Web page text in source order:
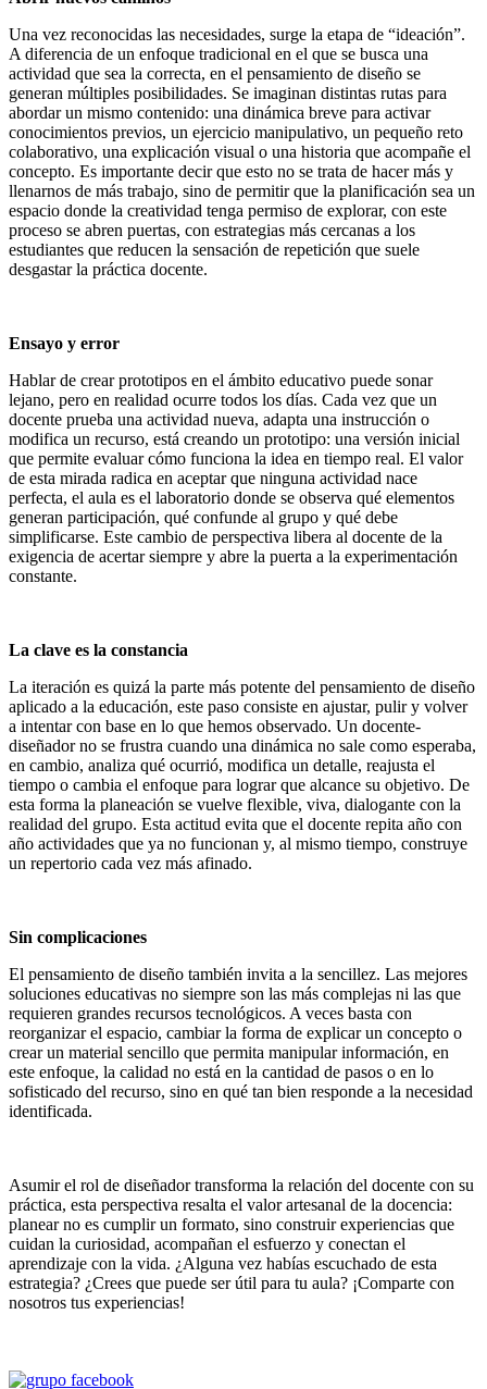
Una vez reconocidas las necesidades, surge la etapa de “ideación”.
A diferencia de un enfoque tradicional en el que se busca una
actividad que sea la correcta, en el pensamiento de diseño se
generan múltiples posibilidades. Se imaginan distintas rutas para
abordar un mismo contenido: una dinámica breve para activar
conocimientos previos, un ejercicio manipulativo, un pequeño reto
colaborativo, una explicación visual o una historia que acompañe el
concepto. Es importante decir que esto no se trata de hacer más y
llenarnos de más trabajo, sino de permitir que la planificación sea un
espacio donde la creatividad tenga permiso de explorar, con este
proceso se abren puertas, con estrategias más cercanas a los
estudiantes que reducen la sensación de repetición que suele
desgastar la práctica docente.
Ensayo y error
Hablar de crear prototipos en el ámbito educativo puede sonar
lejano, pero en realidad ocurre todos los días. Cada vez que un
docente prueba una actividad nueva, adapta una instrucción o
modifica un recurso, está creando un prototipo: una versión inicial
que permite evaluar cómo funciona la idea en tiempo real. El valor
de esta mirada radica en aceptar que ninguna actividad nace
perfecta, el aula es el laboratorio donde se observa qué elementos
generan participación, qué confunde al grupo y qué debe
simplificarse. Este cambio de perspectiva libera al docente de la
exigencia de acertar siempre y abre la puerta a la experimentación
constante.
La clave es la constancia
La iteración es quizá la parte más potente del pensamiento de diseño
aplicado a la educación, este paso consiste en ajustar, pulir y volver
a intentar con base en lo que hemos observado. Un docente-
diseñador no se frustra cuando una dinámica no sale como esperaba,
en cambio, analiza qué ocurrió, modifica un detalle, reajusta el
tiempo o cambia el enfoque para lograr que alcance su objetivo. De
esta forma la planeación se vuelve flexible, viva, dialogante con la
realidad del grupo. Esta actitud evita que el docente repita año con
año actividades que ya no funcionan y, al mismo tiempo, construye
un repertorio cada vez más afinado.
Sin complicaciones
El pensamiento de diseño también invita a la sencillez. Las mejores
soluciones educativas no siempre son las más complejas ni las que
requieren grandes recursos tecnológicos. A veces basta con
reorganizar el espacio, cambiar la forma de explicar un concepto o
crear un material sencillo que permita manipular información, en
este enfoque, la calidad no está en la cantidad de pasos o en lo
sofisticado del recurso, sino en qué tan bien responde a la necesidad
identificada.
Asumir el rol de diseñador transforma la relación del docente con su
práctica, esta perspectiva resalta el valor artesanal de la docencia:
planear no es cumplir un formato, sino construir experiencias que
cuidan la curiosidad, acompañan el esfuerzo y conectan el
aprendizaje con la vida. ¿Alguna vez habías escuchado de esta
estrategia? ¿Crees que puede ser útil para tu aula? ¡Comparte con
nosotros tus experiencias!